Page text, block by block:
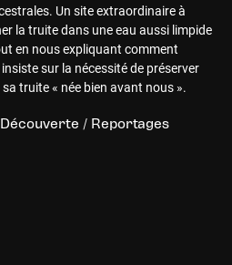
Un site extraordinaire à
la truite dans une eau aussi limpide
en nous expliquant comment
sur la nécessité de préserver
truite « née bien avant nous ».
Découverte / Reportages